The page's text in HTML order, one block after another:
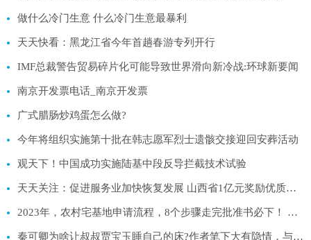
做什么冷门生意 什么冷门生意最暴利
天天快看：黑龙江省今年首趟春游专列开行
IMF总裁警告贸易碎片化可能导致世界滑向新冷战:环球新要闻
南京开发票电话_南京开发票
广式腊肠炒鸡蛋怎么做?
​今年将组织实施第十批在韩志愿军烈士遗骸交接迎回安葬活动
观天下！中国成功实施陆基中段反导拦截技术试验
天天关注：促进服务业加快恢复发展 山西省1亿元奖励优质零售企业
2023年，农村宅基地申请流程，8个步骤走完批准书必下！ 全球球精选
秦可卿为啥让叔叔贾宝玉睡自己的床?作者笔下大有隐情，与焦大无关